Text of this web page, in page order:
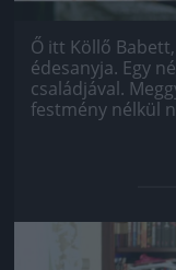
Ő itt Köllő
édesanyja. Egy
családjával.
festmény nélkül